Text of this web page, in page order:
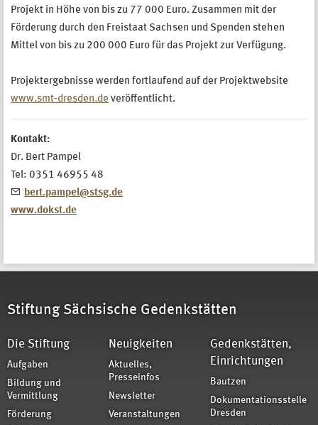
Projekt in Höhe von bis zu 77 000 Euro. Zusammen mit der
Förderung durch den Freistaat Sachsen und Spenden stehen
Mittel von bis zu 200 000 Euro für das Projekt zur Verfügung.
Projektergebnisse werden fortlaufend auf der Projektwebsite
www.smt-dresden.de veröffentlicht.
Kontakt:
Dr. Bert Pampel
Tel: 0351 46955 48
bert.pampel@stsg.de
www.dokst.de
Stiftung Sächsische Gedenkstätten
Die Stiftung
Aufgaben
Bildung und
Vermittlung
Förderung
Neuigkeiten
Aktuelles,
Presseinfos
Newsletter
Veranstaltungen
Gedenkstätten,
Einrichtungen
Bautzen
Dokumentationsstelle
Dresden